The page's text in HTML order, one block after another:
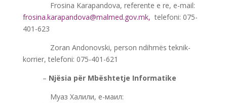
Frosina Karapandova, referente e re, e-mail:
frosina.karapandova@malmed.gov.mk, telefoni: 075-
401-623
Zoran Andonovski, person ndihmës teknik-
korrier, telefoni: 075-401-621
– Njësia për Mbështetje Informatike
Муаз Халили, е-маил: